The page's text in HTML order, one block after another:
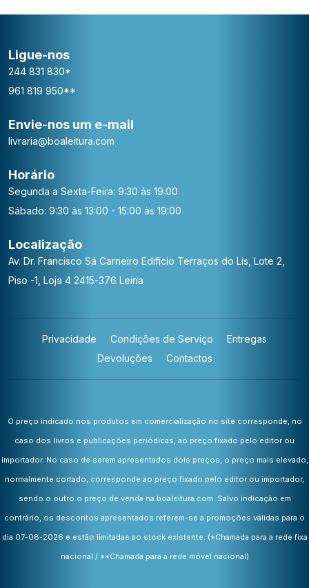
Ligue-nos
244 831 830*
961 819 950**
Envie-nos um e-mail
livraria@boaleitura.com
Horário
Segunda a Sexta-Feira: 9:30 às 19:00
Sábado: 9:30 às 13:00 - 15:00 às 19:00
Localização
Av. Dr. Francisco Sá Carneiro Edifício Terraços do Lis, Lote 2,
Piso -1, Loja 4 2415-376 Leiria
Privacidade Condições de Serviço
Entregas
Devoluções
Contactos
O preço indicado nos produtos em comercialização no site corresponde, no
caso dos livros e publicações periódicas, ao preço fixado pelo editor ou
importador. No caso de serem apresentados dois preços, o preço mais elevado,
normalmente cortado, corresponde ao preço fixado pelo editor ou importador,
sendo o outro o preço de venda na boaleitura.com. Salvo indicação em
contrário, os descontos apresentados referem-se a promoções válidas para o
dia 07-08-2026 e estão limitadas ao stock existente. (*Chamada para a rede fixa
nacional / **Chamada para a rede móvel nacional)